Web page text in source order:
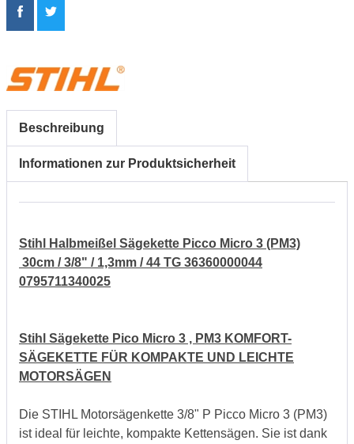
Beschreibung
Informationen zur Produktsicherheit
Stihl Halbmeißel Sägekette Picco Micro 3 (PM3)
30cm / 3/8" / 1,3mm / 44 TG 36360000044
0795711340025
Stihl Sägekette Pico Micro 3 , PM3 KOMFORT-
SÄGEKETTE FÜR KOMPAKTE UND LEICHTE
MOTORSÄGEN
Die STIHL Motorsägenkette 3/8" P Picco Micro 3 (PM3)
ist ideal für leichte, kompakte Kettensägen. Sie ist dank